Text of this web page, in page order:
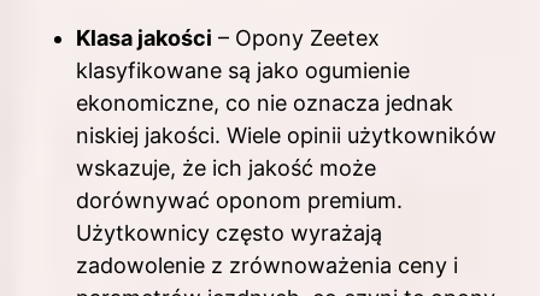
Klasa jakości – Opony Zeetex
klasyfikowane są jako ogumienie
ekonomiczne, co nie oznacza jednak
niskiej jakości. Wiele opinii użytkowników
wskazuje, że ich jakość może
dorównywać oponom premium.
Użytkownicy często wyrażają
zadowolenie z zrównoważenia ceny i